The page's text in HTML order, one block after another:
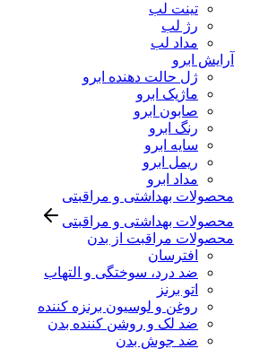
تینت لب
رژ لب
مداد لب
آرایش ابرو
ژل حالت دهنده ابرو
ماژیک ابرو
صابون ابرو
رنگ ابرو
سایه ابرو
ریمل ابرو
مداد ابرو
محصولات بهداشتی و مراقبتی
محصولات بهداشتی و مراقبتی
محصولات مراقبت از بدن
افترسان
ضد درد، سوختگی و التهاب
اتو برنز
روغن و لوسیون برنزه کننده
ضد لک و روشن کننده بدن
ضد جوش بدن